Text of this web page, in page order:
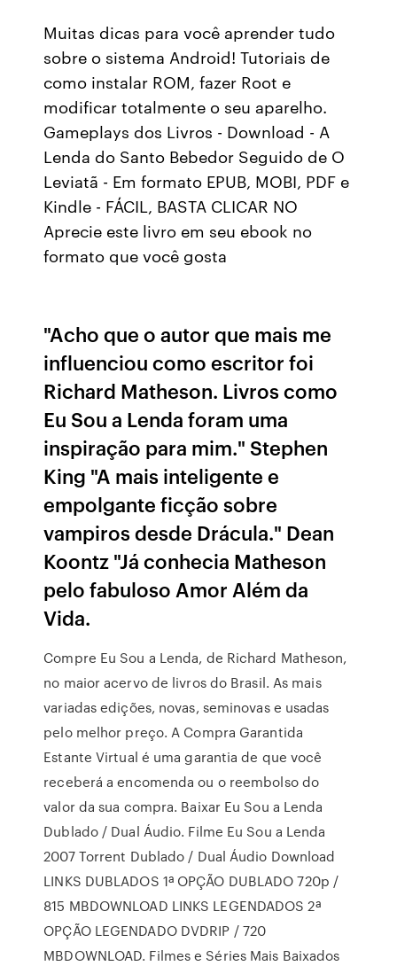
Muitas dicas para você aprender tudo
sobre o sistema Android! Tutoriais de
como instalar ROM, fazer Root e
modificar totalmente o seu aparelho.
Gameplays dos Livros - Download - A
Lenda do Santo Bebedor Seguido de O
Leviatã - Em formato EPUB, MOBI, PDF e
Kindle - FÁCIL, BASTA CLICAR NO
Aprecie este livro em seu ebook no
formato que você gosta
"Acho que o autor que mais me
influenciou como escritor foi
Richard Matheson. Livros como
Eu Sou a Lenda foram uma
inspiração para mim." Stephen
King "A mais inteligente e
empolgante ficção sobre
vampiros desde Drácula." Dean
Koontz "Já conhecia Matheson
pelo fabuloso Amor Além da
Vida.
Compre Eu Sou a Lenda, de Richard Matheson,
no maior acervo de livros do Brasil. As mais
variadas edições, novas, seminovas e usadas
pelo melhor preço. A Compra Garantida
Estante Virtual é uma garantia de que você
receberá a encomenda ou o reembolso do
valor da sua compra. Baixar Eu Sou a Lenda
Dublado / Dual Áudio. Filme Eu Sou a Lenda
2007 Torrent Dublado / Dual Áudio Download
LINKS DUBLADOS 1ª OPÇÃO DUBLADO 720p /
815 MBDOWNLOAD LINKS LEGENDADOS 2ª
OPÇÃO LEGENDADO DVDRIP / 720
MBDOWNLOAD. Filmes e Séries Mais Baixados